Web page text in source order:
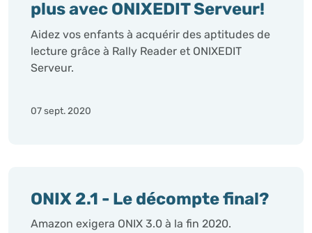
plus avec ONIXEDIT Serveur!
Aidez vos enfants à acquérir des aptitudes de
lecture grâce à Rally Reader et ONIXEDIT
Serveur.
07 sept. 2020
ONIX 2.1 - Le décompte final?
Amazon exigera ONIX 3.0 à la fin 2020.